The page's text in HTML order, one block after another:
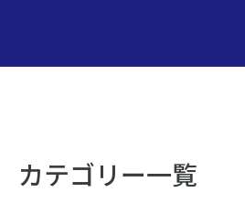
カテゴリー一覧